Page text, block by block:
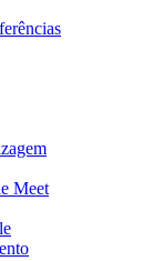
Meet